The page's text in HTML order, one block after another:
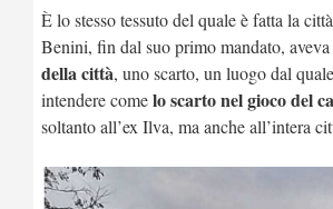
È lo stesso tessuto del quale è fatta la
Benini, fin dal suo primo mandato,
della città, uno scarto, un luogo dal
intendere comelo scarto nel gioco del
soltanto all’ex Ilva, ma anche all’intera